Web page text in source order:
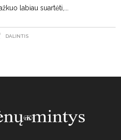
labiau suartėti,
DALINTIS